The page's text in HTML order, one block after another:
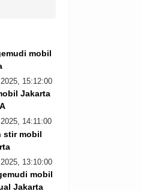
mobil
15:12:00
Jakarta
14:11:00
stir mobil
13:10:00
mobil
Jakarta